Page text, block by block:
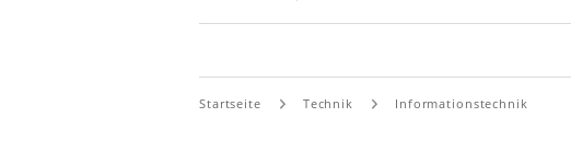
Startseite Technik Informationstechnik